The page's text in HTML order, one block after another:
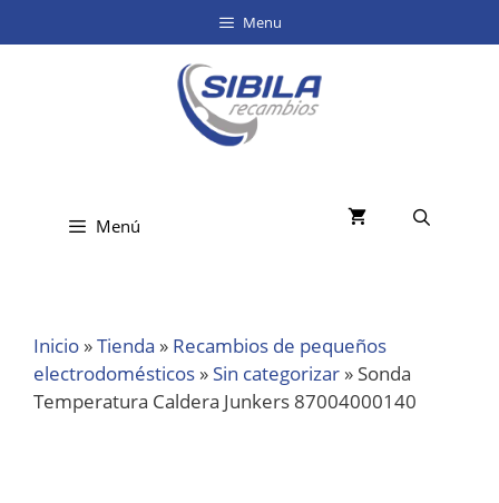
Menu
Menú
Inicio »Tienda » Recambios de pequeños
electrodomésticos »Sin categorizar » Sonda
Temperatura Caldera Junkers 87004000140